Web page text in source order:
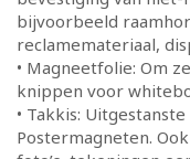
bijvoorbeeld
reclamemateriaal,
• Magneetfolie: Om
knippen voor
• Takkis:
Postermagneten.